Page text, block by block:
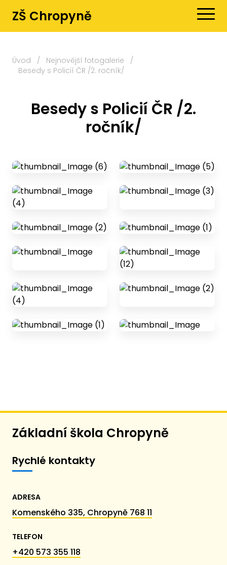
ZŠ Chropyně
Úvod / Nejnovější fotogalerie
/
Besedy s Policií ČR /2. ročník/
Besedy s Policií ČR /2.
ročník/
Základní škola Chropyně
Rychlé kontakty
ADRESA
Komenského 335, Chropyně 768 11
TELEFON
+420 573 355 118